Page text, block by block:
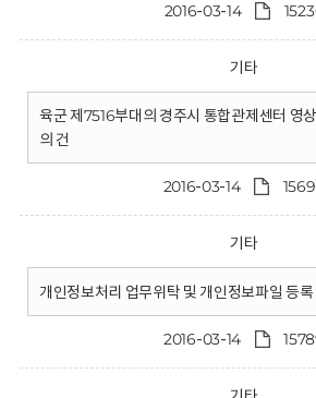
2016-03-14
기타
육군 제7516부대의 경주시 통합관제센터 영
의 건
2016-03-14
기타
개인정보처리 업무위탁 및 개인정보파일 등
2016-03-14